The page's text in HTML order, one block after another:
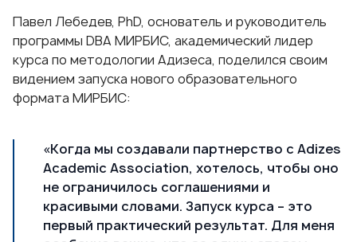
Павел Лебедев, РhD, основатель и руководитель
программы DBA МИРБИС, академический лидер
курса по методологии Адизеса, поделился своим
видением запуска нового образовательного
формата МИРБИС:
«Когда мы создавали партнерство с Adizes
Academic Association, хотелось, чтобы оно
не ограничилось соглашениями и
красивыми словами. Запуск курса – это
первый практический результат. Для меня